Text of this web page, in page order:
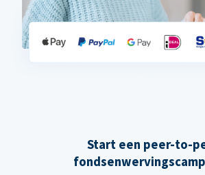
Start een peer-to-